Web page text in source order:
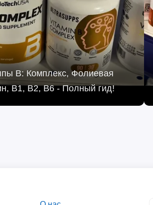
B: Комплекс, Фолиевая
B1, B2, B6 - Полный гид!